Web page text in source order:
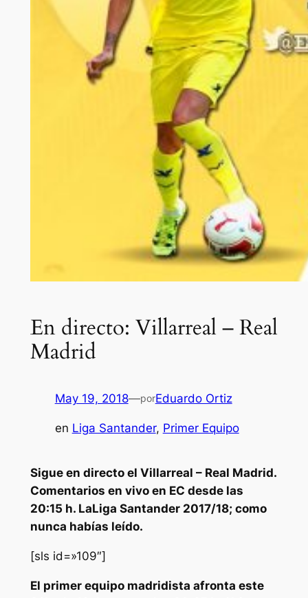
En directo: Villarreal – Real
Madrid
May 19, 2018—porEduardo Ortiz
en Liga Santander, Primer Equipo
Sigue en directo el Villarreal – Real Madrid.
Comentarios en vivo en EC desde las
20:15 h. LaLiga Santander 2017/18; como
nunca habías leído.
[sls id=»109″]
El primer equipo madridista afronta este